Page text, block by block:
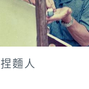
捏麵人